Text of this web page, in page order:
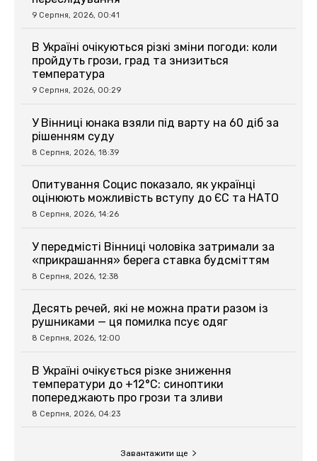
9 Серпня, 2026, 00:41
В Україні очікуються різкі зміни погоди: коли
пройдуть грози, град та знизиться
температура
9 Серпня, 2026, 00:29
У Вінниці юнака взяли під варту на 60 діб за
рішенням суду
8 Серпня, 2026, 18:39
Опитування Социс показало, як українці
оцінюють можливість вступу до ЄС та НАТО
8 Серпня, 2026, 14:26
У передмісті Вінниці чоловіка затримали за
«прикрашання» берега ставка будсміттям
8 Серпня, 2026, 12:38
Десять речей, які не можна прати разом із
рушниками — ця помилка псує одяг
8 Серпня, 2026, 12:00
В Україні очікується різке зниження
температури до +12°C: синоптики
попереджають про грози та зливи
8 Серпня, 2026, 04:23
Завантажити ще